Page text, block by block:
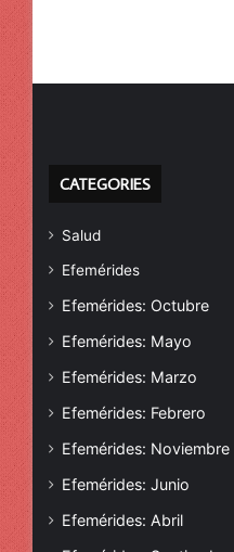
CATEGORIES
Salud
Efemérides
Efemérides: Octubre
Efemérides: Mayo
Efemérides: Marzo
Efemérides: Febrero
Efemérides: Noviembre
Efemérides: Junio
Efemérides: Abril